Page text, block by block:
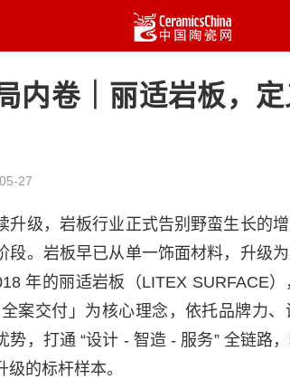
内卷｜丽适岩板，
27
升级，岩板行业正式告别野蛮生长的
段。岩板早已从单一饰面材料，升级
年的丽适岩板（LITEX SURFACE
案交付」为核心理念，依托品牌力
势，打通 “设计 - 智造 - 服务” 全链路
的标杆样本。